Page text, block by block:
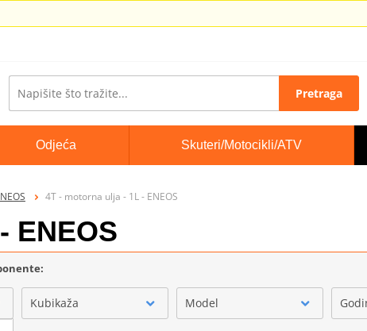
Pretraga
Odjeća Skuteri/Motocikli/ATV
4T - motorna ulja - 1L - ENEOS
ENEOS
Kubikaža Model